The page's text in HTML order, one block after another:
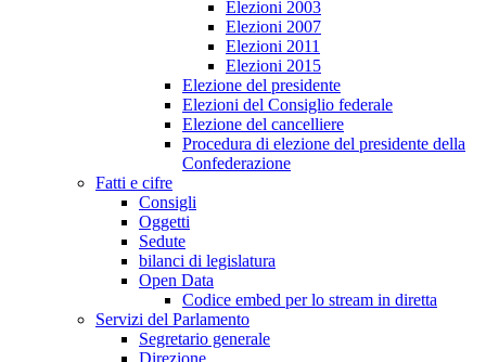
Elezioni 2003
Elezioni 2007
Elezioni 2011
Elezioni 2015
Elezione del presidente
Elezioni del Consiglio federale
Elezione del cancelliere
Procedura di elezione del presidente della
Confederazione
Fatti e cifre
Consigli
Oggetti
Sedute
bilanci di legislatura
Open Data
Codice embed per lo stream in diretta
Servizi del Parlamento
Segretario generale